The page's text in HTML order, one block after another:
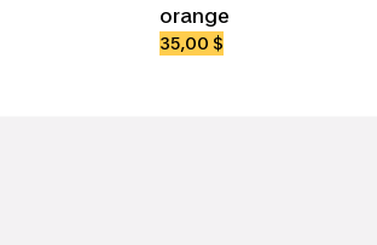
orange
35,00 $